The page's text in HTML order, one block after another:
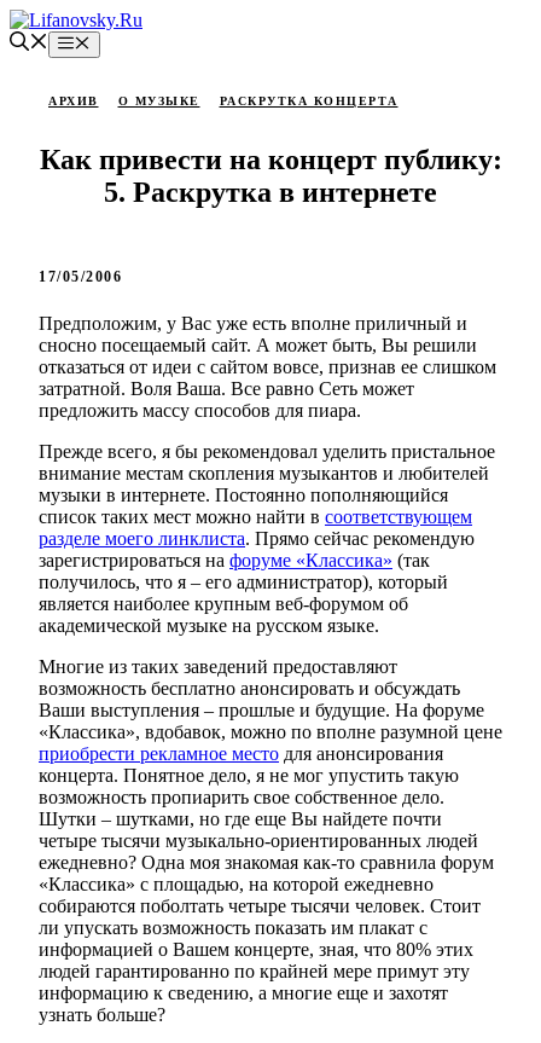
Перейти
к
содержимому
Меню
АРХИВ О МУЗЫКЕ РАСКРУТКА КОНЦЕРТА
Как привести на концерт публику:
5. Раскрутка в интернете
17/05/2006
Предположим, у Вас уже есть вполне приличный и
сносно посещаемый сайт. А может быть, Вы решили
отказаться от идеи с сайтом вовсе, признав ее слишком
затратной. Воля Ваша. Все равно Сеть может
предложить массу способов для пиара.
Прежде всего, я бы рекомендовал уделить пристальное
внимание местам скопления музыкантов и любителей
музыки в интернете. Постоянно пополняющийся
список таких мест можно найти в соответствующем
разделе моего линклиста. Прямо сейчас рекомендую
зарегистрироваться на форуме «Классика» (так
получилось, что я – его администратор), который
является наиболее крупным веб-форумом об
академической музыке на русском языке.
Многие из таких заведений предоставляют
возможность бесплатно анонсировать и обсуждать
Ваши выступления – прошлые и будущие. На форуме
«Классика», вдобавок, можно по вполне разумной цене
приобрести рекламное место для анонсирования
концерта. Понятное дело, я не мог упустить такую
возможность пропиарить свое собственное дело.
Шутки – шутками, но где еще Вы найдете почти
четыре тысячи музыкально-ориентированных людей
ежедневно? Одна моя знакомая как-то сравнила форум
«Классика» с площадью, на которой ежедневно
собираются поболтать четыре тысячи человек. Стоит
ли упускать возможность показать им плакат с
информацией о Вашем концерте, зная, что 80% этих
людей гарантированно по крайней мере примут эту
информацию к сведению, а многие еще и захотят
узнать больше?